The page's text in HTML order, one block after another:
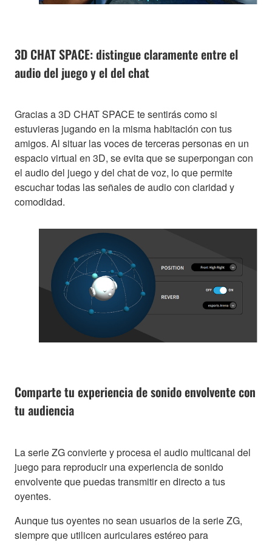
3D CHAT SPACE: distingue claramente entre el
audio del juego y el del chat
Gracias a 3D CHAT SPACE te sentirás como si
estuvieras jugando en la misma habitación con tus
amigos. Al situar las voces de terceras personas en un
espacio virtual en 3D, se evita que se superpongan con
el audio del juego y del chat de voz, lo que permite
escuchar todas las señales de audio con claridad y
comodidad.
Comparte tu experiencia de sonido envolvente con
tu audiencia
La serie ZG convierte y procesa el audio multicanal del
juego para reproducir una experiencia de sonido
envolvente que puedas transmitir en directo a tus
oyentes.
Aunque tus oyentes no sean usuarios de la serie ZG,
siempre que utilicen auriculares estéreo para